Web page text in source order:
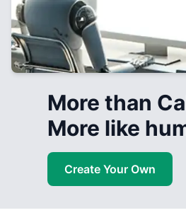
More than
More like
Create Your Own